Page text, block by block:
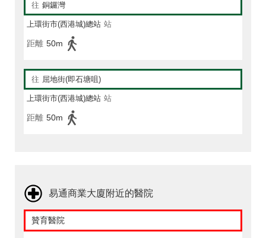
往 銅鑼灣
上環街市(西港城)總站 站
距離 50m
往 屈地街(即石塘咀)
上環街市(西港城)總站 站
距離 50m
易通商業大廈附近的醫院
贊育醫院